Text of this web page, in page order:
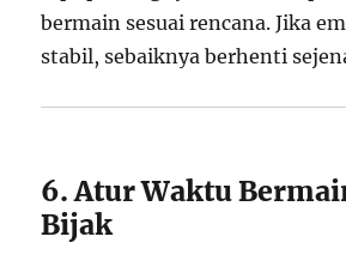
bermain sesuai rencana. Jika
stabil, sebaiknya berhenti
6. Atur Waktu
Bijak